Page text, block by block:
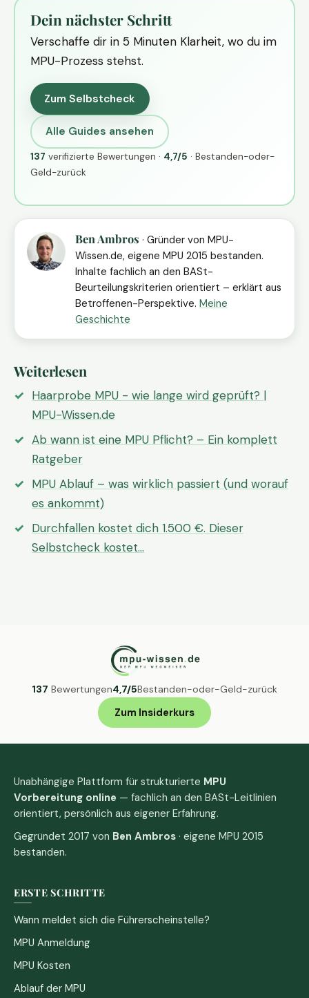
Dein nächster Schritt
Verschaffe dir in 5 Minuten Klarheit, wo du im
MPU-Prozess stehst.
Zum Selbstcheck
Alle Guides ansehen
137 verifizierte Bewertungen · 4,7/5 · Bestanden-oder-
Geld-zurück
Ben Ambros · Gründer von MPU-
Wissen.de, eigene MPU 2015 bestanden.
Inhalte fachlich an den BASt-
Beurteilungskriterien orientiert – erklärt aus
Betroffenen-Perspektive. Meine
Geschichte
Weiterlesen
Haarprobe MPU - wie lange wird geprüft? |
MPU-Wissen.de
Ab wann ist eine MPU Pflicht? – Ein komplett
Ratgeber
MPU Ablauf – was wirklich passiert (und worauf
es ankommt)
Durchfallen kostet dich 1.500 €. Dieser
Selbstcheck kostet…
137 Bewertungen4,7/5Bestanden-oder-Geld-zurück
Zum Insiderkurs
Unabhängige Plattform für strukturierte MPU
Vorbereitung online — fachlich an den BASt-Leitlinien
orientiert, persönlich aus eigener Erfahrung.
Gegründet 2017 von Ben Ambros · eigene MPU 2015
bestanden.
ERSTE SCHRITTE
Wann meldet sich die Führerscheinstelle?
MPU Anmeldung
MPU Kosten
Ablauf der MPU